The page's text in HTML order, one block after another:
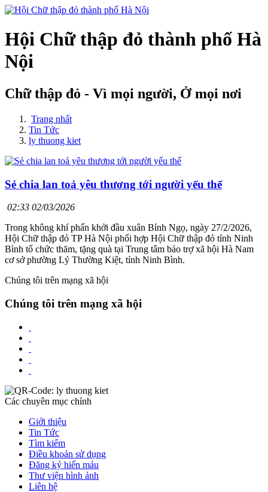
Hội Chữ thập đỏ thành phố Hà
Nội
Chữ thập đỏ - Vì mọi người, Ở mọi nơi
Trang nhất
Tin Tức
ly thuong kiet
Sẻ chia lan toả yêu thương tới người yếu thế
02:33 02/03/2026
Trong không khí phấn khởi đầu xuân Bính Ngọ, ngày 27/2/2026,
Hội Chữ thập đỏ TP Hà Nội phối hợp Hội Chữ thập đỏ tỉnh Ninh
Bình tổ chức thăm, tặng quà tại Trung tâm bảo trợ xã hội Hà Nam
cơ sở phường Lý Thường Kiệt, tỉnh Ninh Bình.
Chúng tôi trên mạng xã hội
Chúng tôi trên mạng xã hội
Các chuyên mục chính
Giới thiệu
Tin Tức
Tìm kiếm
Điều khoản sử dụng
Đăng ký hiến máu
Thư viện hình ảnh
Liên hệ